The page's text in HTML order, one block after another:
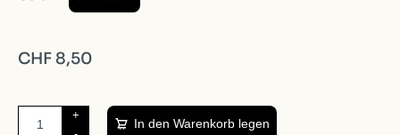
CHF 8,50
+
In den Warenkorb legen